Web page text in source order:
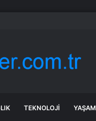
gelen ülke değil
TEKNOLOJI YAŞAM